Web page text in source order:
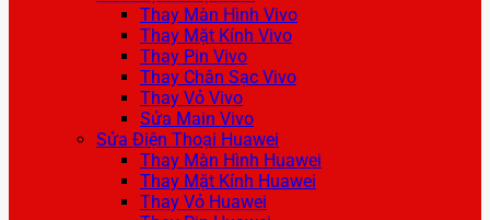
Thay Màn Hình Vivo
Thay Mặt Kính Vivo
Thay Pin Vivo
Thay Chân Sạc Vivo
Thay Vỏ Vivo
Sửa Main Vivo
Sửa Điện Thoại Huawei
Thay Màn Hình Huawei
Thay Mặt Kính Huawei
Thay Vỏ Huawei